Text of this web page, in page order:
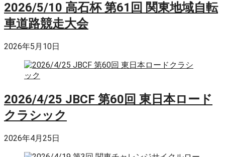
2026/5/10 高石杯 第61回 関東地域自転
車道路競走大会
2026年5月10日
2026/4/25 JBCF 第60回 東日本ロード
クラシック
2026年4月25日